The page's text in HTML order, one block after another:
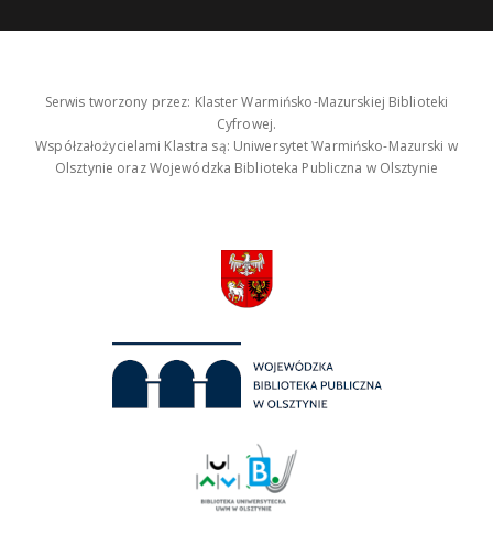
Serwis tworzony przez: Klaster Warmińsko-Mazurskiej Biblioteki
Cyfrowej.
Współzałożycielami Klastra są: Uniwersytet Warmińsko-Mazurski w
Olsztynie oraz Wojewódzka Biblioteka Publiczna w Olsztynie